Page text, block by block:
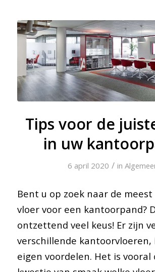
Tips voor de
in uw
6 april 2020 / in
Bent u op zoek naar de
vloer voor een kantoorpand?
ontzettend veel keus! Er zijn
verschillende kantoorvloeren,
eigen voordelen. Het is vooral